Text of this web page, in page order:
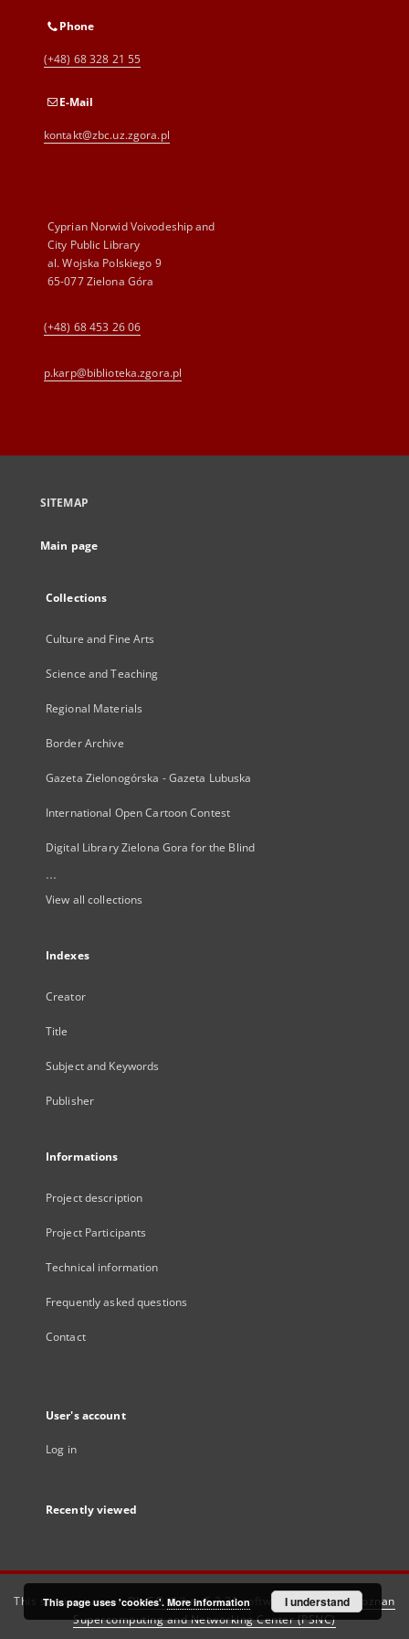
Phone
(+48) 68 328 21 55
E-Mail
kontakt@zbc.uz.zgora.pl
Cyprian Norwid Voivodeship and
City Public Library
al. Wojska Polskiego 9
65-077 Zielona Góra
(+48) 68 453 26 06
p.karp@biblioteka.zgora.pl
SITEMAP
Main page
Collections
Culture and Fine Arts
Science and Teaching
Regional Materials
Border Archive
Gazeta Zielonogórska - Gazeta Lubuska
International Open Cartoon Contest
Digital Library Zielona Gora for the Blind
...
View all collections
Indexes
Creator
Title
Subject and Keywords
Publisher
Informations
Project description
Project Participants
Technical information
Frequently asked questions
Contact
User's account
Log in
Recently viewed
This service runs onDInGO dLibra 6.3.21software created by
Poznan
Supercomputing and Networking Center (PSNC)
This page uses 'cookies'. More information I understand